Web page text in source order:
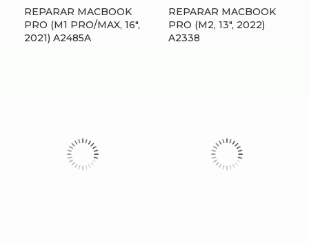
REPARAR MACBOOK
PRO (M1 PRO/MAX, 16″,
2021) A2485A
REPARAR MACBOOK
PRO (M2, 13″, 2022)
A2338